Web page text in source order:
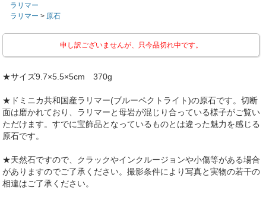
ラリマー
ラリマー > 原石
申し訳ございませんが、只今品切れ中です。
★サイズ9.7×5.5×5cm 370g
★ドミニカ共和国産ラリマー(ブルーペクトライト)の原石です。切断
面は磨かれており、ラリマーと母岩が混じり合っている様子がご覧い
ただけます。すでに宝飾品となっているものとは違った魅力を感じる
原石です。
★天然石ですので、クラックやインクルージョンや小傷等がある場合
がありますのでご了承ください。撮影条件により写真と実物の若干の
相違はご了承ください。